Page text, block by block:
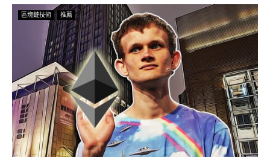
區塊鏈技術 推薦